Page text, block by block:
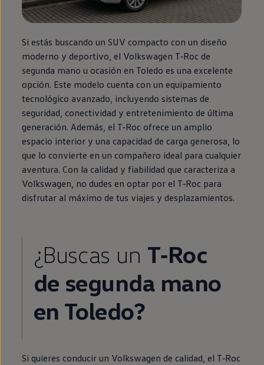
Si estás buscando un SUV compacto con un diseño
moderno y deportivo, el Volkswagen T‑Roc de
segunda mano u ocasión en Toledo es una excelente
opción. Este modelo cuenta con un equipamiento
tecnológico avanzado, incluyendo sistemas de
seguridad, conectividad y entretenimiento de última
generación. Además, el T‑Roc ofrece un amplio
espacio interior y una capacidad de carga generosa, lo
que lo convierte en un compañero ideal para cualquier
aventura. Con la calidad y fiabilidad que caracteriza a
Volkswagen, no dudes en optar por el T‑Roc para
disfrutar al máximo de tus viajes y desplazamientos.
¿Buscas un T‑Roc
de segunda mano
en Toledo?
Si quieres conducir un Volkswagen de calidad, el T‑Roc